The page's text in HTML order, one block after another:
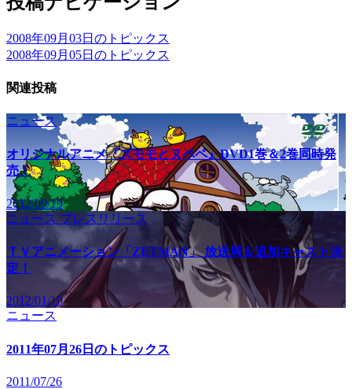
2008年09月03日のトピックス
2008年09月05日のトピックス
関連投稿
ニュース
オリジナルアニメ『ズモモとヌペペ』DVD1巻＆2巻同時発
売！
2012/09/19
ニュース プレスリリース
ＴＶアニメーション「ZETMAN」 放送局＆追加キャスト決
定！
2012/01/10
ニュース
2011年07月26日のトピックス
2011/07/26